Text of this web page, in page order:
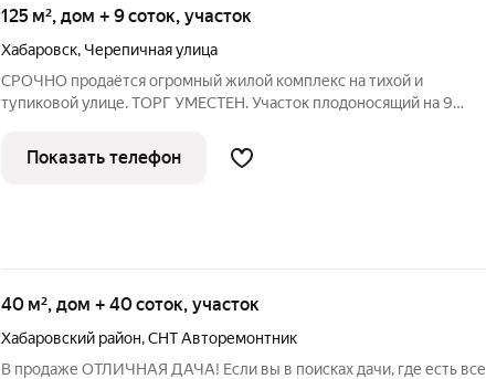
125 м², дом + 9 соток, участок
Хабаровск, Черепичная улица
СРОЧНО продаётся огромный жилой комплекс на тихой и
тупиковой улице. ТОРГ УМЕСТЕН. Участок плодоносящий на 9
гостиная, 2 санитарных узла. Баня двухэтажная. Возле бани -
полноценная
Показать телефон
40 м², дом + 40 соток, участок
Хабаровский район,СНТ Авторемонтник
В продаже ОТЛИЧНАЯ ДАЧА! Если вы в поисках дачи, где есть все